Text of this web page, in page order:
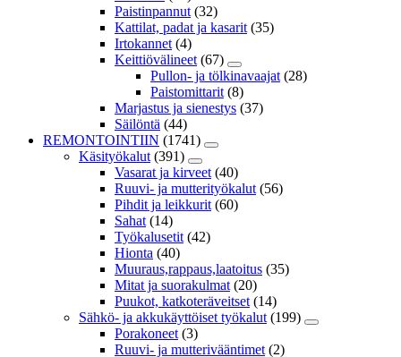
Paistinpannut (32)
Kattilat, padat ja kasarit (35)
Irtokannet (4)
Keittiövälineet (67)
Pullon- ja tölkinavaajat (28)
Paistomittarit (8)
Marjastus ja sienestys (37)
Säilöntä (44)
REMONTOINTIIN (1741)
Käsityökalut (391)
Vasarat ja kirveet (40)
Ruuvi- ja mutterityökalut (56)
Pihdit ja leikkurit (60)
Sahat (14)
Työkalusetit (42)
Hionta (40)
Muuraus,rappaus,laatoitus (35)
Mitat ja suorakulmat (20)
Puukot, katkoteräveitset (14)
Sähkö- ja akkukäyttöiset työkalut (199)
Porakoneet (3)
Ruuvi- ja mutterivääntimet (2)